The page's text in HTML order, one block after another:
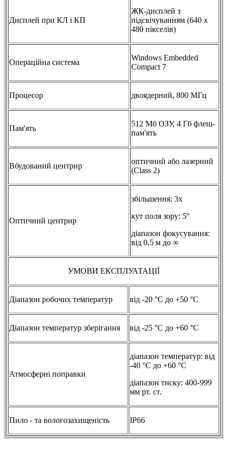
Дисплей при КЛ і КП
ЖК-дисплей з
підсвічуванням (640 х
480 пікселів)
Операційна система
Windows Embedded
Compact 7
Процесор двоядерний, 800 МГц
Пам'ять
512 Мб ОЗУ, 4 Гб флеш-
пам'ять
Вбудований центрир
оптичний або лазерний
(Class 2)
Оптичний центрир
збільшення: 3х
кут поля зору: 5°
діапазон фокусування:
від 0.5 м до ∞
УМОВИ ЕКСПЛУАТАЦІЇ
Діапазон робочих температур від -20 °C до +50 °C
Діапазон температур зберігання від -25 °C до +60 °C
Атмосферні поправки
діапазон температур: від
-40 °C до +60 °C
діапазон тиску: 400-999
мм рт. ст.
Пило - та вологозахищеність IP66